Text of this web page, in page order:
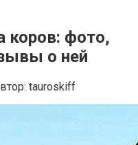
коров: фото,
о ней
tauroskiff